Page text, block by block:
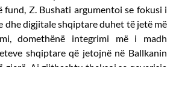
fund, Z. Bushati argumentoi se fokusi i
dhe digjitale shqiptare duhet të jetë më
domethënë integrimi më i madh
shqiptare që jetojnë në Ballkanin
gjerë. Ai gjithashtu theksoi se qeverisja